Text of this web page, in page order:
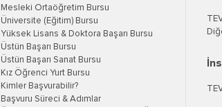
Mesleki Ortaöğretim Bursu
Üniversite (Eğitim) Bursu
Yüksek Lisans & Doktora Başarı Bursu
Üstün Başarı Bursu
Üstün Başarı Sanat Bursu
Kız Öğrenci Yurt Bursu
Kimler Başvurabilir?
Başvuru Süreci & Adımlar